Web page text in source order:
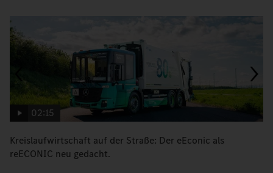
02:15
Kreislaufwirtschaft auf der Straße: Der eEconic als
reECONIC neu gedacht.